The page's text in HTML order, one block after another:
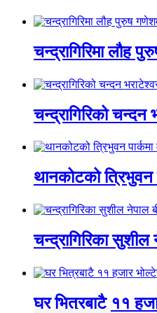
चन्द्रागिरिमा लौह
चन्द्रागिरिको चन्दन
थानकोटको त्रिभुवन
चन्द्रागिरिका सुशील
घर भित्रबाटै ११